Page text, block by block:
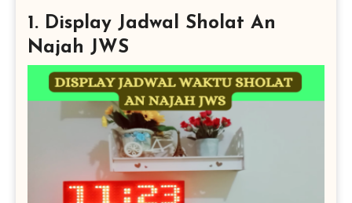
1. Display Jadwal Sholat An
Najah JWS